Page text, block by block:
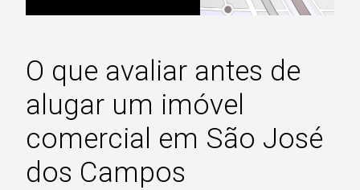
O que avaliar antes de
alugar um imóvel
comercial em São José
dos Campos